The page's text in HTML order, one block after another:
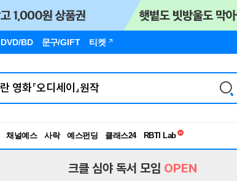
DVD/BD 문구/GIFT 티켓
채널예스 사락 예스펀딩 클래스24
RBTI Lab
독서유형검사
크클 심야 독서 모임 OPEN